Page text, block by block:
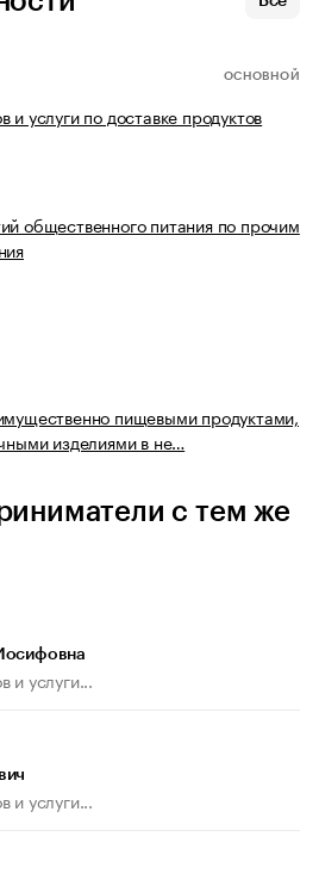
ОСНОВНОЙ
и услуги по доставке продуктов
общественного питания по прочим
пищевыми продуктами,
изделиями в не…
с тем же
и услуги...
и услуги...